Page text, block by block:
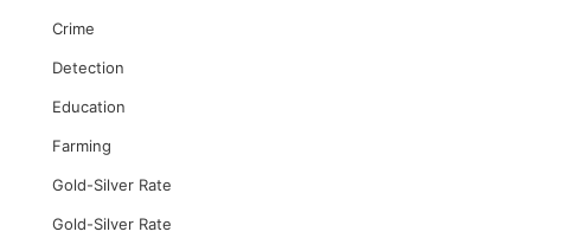
Crime
Detection
Education
Farming
Gold-Silver Rate
Gold-Silver Rate